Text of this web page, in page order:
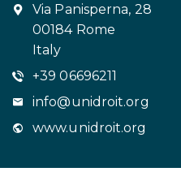
Via Panisperna, 28
00184 Rome
Italy
+39 06696211
info@unidroit.org
www.unidroit.org